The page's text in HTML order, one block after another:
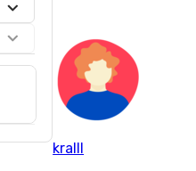
kralll